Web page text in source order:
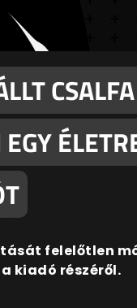
felelőtlen
kiadó részéről.